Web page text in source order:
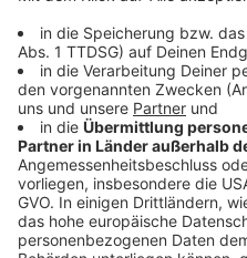
Die Xantener Südsee
Anzeige
In der alten Römerstadt
Strandfeeling. Die durch
Seen Xantener Nord- und
tolles Naherholungspaket.
man auch um die einzelnen